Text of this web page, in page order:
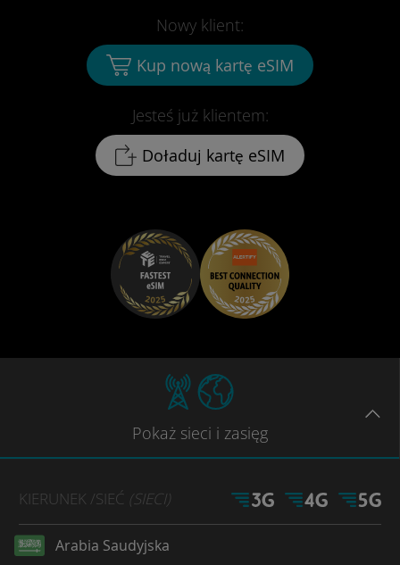
Jesteś już klientem:
Doładuj kartę eSIM
Nowy klient:
Kup nową kartę eSIM
Pokaż sieci i zasięg
KIERUNEK /SIEĆ (SIECI)
Arabia Saudyjska